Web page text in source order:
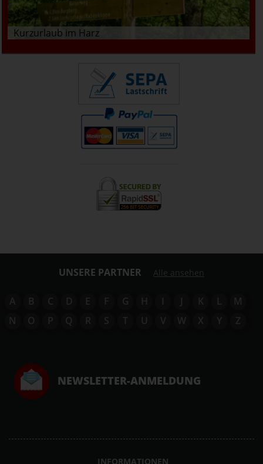
Kurzurlaub im Harz
UNSERE PARTNER Alle ansehen
A B C D E F G H I J K L
M
N
O P Q R S T U V W X Y Z
NEWSLETTER-ANMELDUNG
INFORMATIONEN